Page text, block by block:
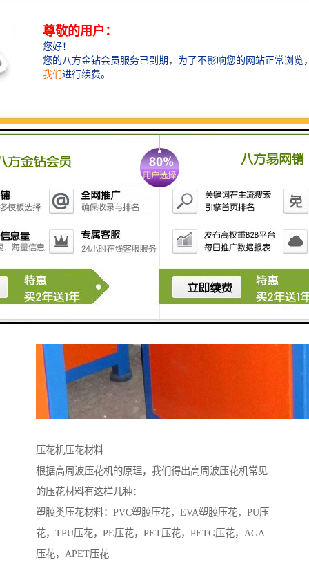
压花机压花材料
根据高周波压花机的原理，我们得出高周波压花机常见
的压花材料有这样几种：
塑胶类压花材料：PVC塑胶压花，EVA塑胶压花，PU压
花，TPU压花，PE压花，PET压花，PETG压花，AGA
压花，APET压花